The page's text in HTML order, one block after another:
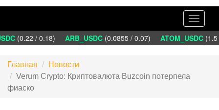
Toggle
(0.22 / 0.18) ARB_USDC(0.0855 / 0.07) ATOM_USDC(1.5
Главная
Новости
Verum Crypto: Криптовалюта Buzcoin потерпела
фиаско